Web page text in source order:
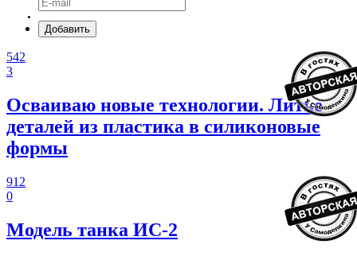
Добавить
542
3
Осваиваю новые технологии. Литье
деталей из пластика в силиконовые
формы
912
0
Модель танка ИС-2